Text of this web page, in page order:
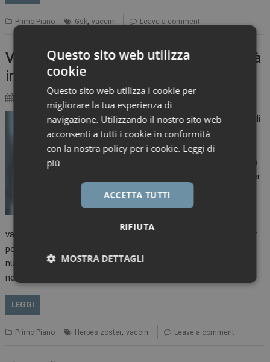
Primo Piano Gsk,vaccini Leave a comment
Vaccini, esperti: “Proteggere i fragili già
in ospedale contro influenza e zoster”
Tutelare i pazienti fragili
“è il nostro obiettivo
principale. Sono
persone che hanno già
delle patologie, ed è per
questo che abbiamo
deciso di avviare una
vaccinazione sia per l’antinfluenzale, sia per l’Herpes zoster. Per
potenziare la rete di offerta vaccinale e raggiungere il maggior
numero possibile di soggetti eleggibili alla vaccinazione è
necessario sviluppare modelli organizzativi che…
LEGGI
Primo Piano Herpes zoster,vaccini Leave a comment
Questo sito web utilizza
cookie
Questo sito web utilizza i cookie per
migliorare la tua esperienza di
navigazione. Utilizzando il nostro sito web
acconsenti a tutti i cookie in conformità
con la nostra policy per i cookie. Leggi di
più
ACCETTA TUTTI
RIFIUTA
MOSTRA DETTAGLI
Necessari Marketing